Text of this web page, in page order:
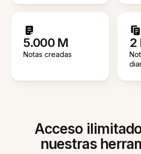
5.000 M
Notas creadas
2
Acceso
nuestras